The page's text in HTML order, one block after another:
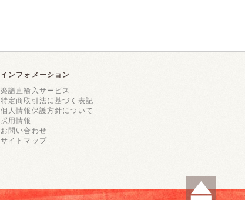
インフォメーション
楽譜直輸入サービス
特定商取引法に基づく表記
個人情報保護方針について
採用情報
お問い合わせ
サイトマップ